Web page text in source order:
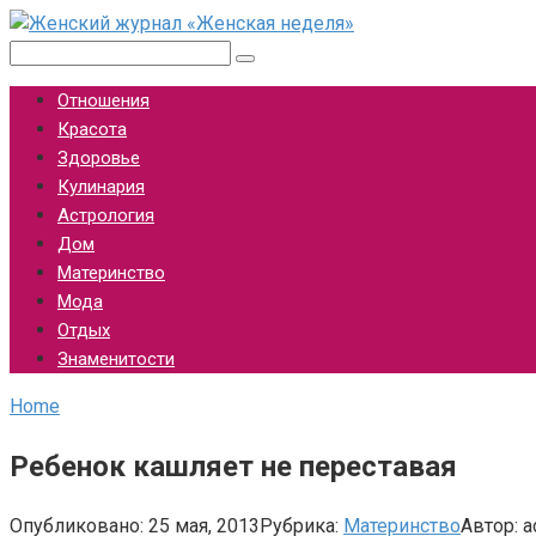
Перейти
Отношения
Красота
Здоровье
Кулинария
Астрология
Дом
Материнство
Мода
Отдых
Знаменитости
Home
Ребенок кашляет не переставая
Опубликовано: 25 мая, 2013Рубрика: МатеринствоАвтор: